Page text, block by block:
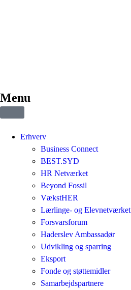
Menu
Erhverv
Business Connect
BEST.SYD
HR Netværket
Beyond Fossil
VækstHER
Lærlinge- og Elevnetværket
Forsvarsforum
Haderslev Ambassadør
Udvikling og sparring
Eksport
Fonde og støttemidler
Samarbejdspartnere